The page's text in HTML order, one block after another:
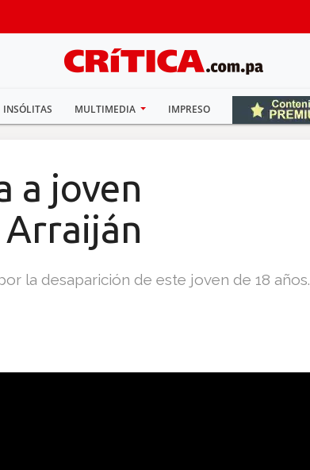
INSÓLITAS MULTIMEDIA IMPRESO
a joven
la desaparición de este joven de 18 años.